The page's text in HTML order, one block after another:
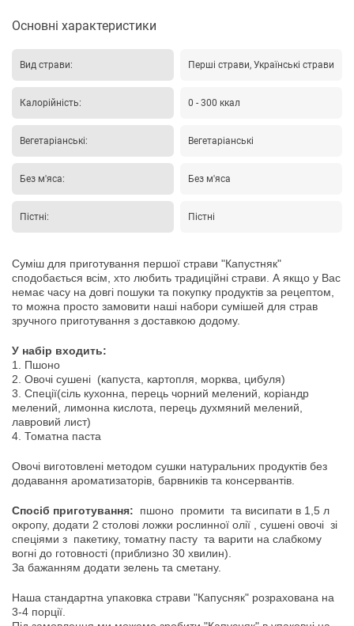
Основні характеристики
Вид страви: Перші страви, Українські страви
Калорійність: 0 - 300 ккал
Вегетаріанські: Вегетаріанські
Без м'яса: Без м'яса
Пістні: Пістні
Суміш для приготування першої страви "Капустняк"
сподобається всім, хто любить традиційні страви. А якщо у Вас
немає часу на довгі пошуки та покупку продуктів за рецептом,
то можна просто замовити наші набори сумішей для страв
зручного приготування з доставкою додому.
У набір входить:
1.
Пшоно
2. Овочі сушені (капуста, картопля, морква, цибуля)
3. Спеції(сіль кухонна, перець чорний мелений, коріандр
мелений, лимонна кислота, перець духмяний мелений,
лавровий лист)
4. Томатна паста
Овочі виготовлені методом сушки натуральних продуктів без
додавання ароматизаторів, барвників та консервантів.
Спосіб приготування: пшоно промити та висипати в 1,5 л
окропу, додати 2 столові ложки рослинної олії , сушені овочі зі
спеціями з пакетику, томатну пасту та варити на слабкому
вогні до готовності (приблизно 30 хвилин).
За бажанням додати зелень та сметану.
Наша стандартна упаковка страви "Капусняк" розрахована на
3-4 порції